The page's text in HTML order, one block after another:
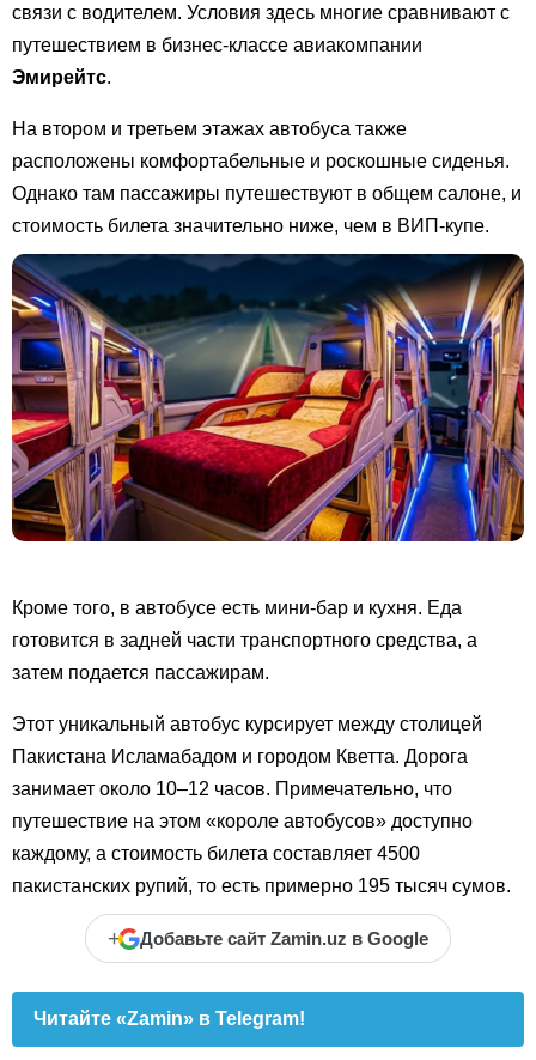
связи с водителем. Условия здесь многие сравнивают с
путешествием в бизнес-классе авиакомпании
Эмирейтс.
На втором и третьем этажах автобуса также
расположены комфортабельные и роскошные сиденья.
Однако там пассажиры путешествуют в общем салоне, и
стоимость билета значительно ниже, чем в ВИП-купе.
Кроме того, в автобусе есть мини-бар и кухня. Еда
готовится в задней части транспортного средства, а
затем подается пассажирам.
Этот уникальный автобус курсирует между столицей
Пакистана Исламабадом и городом Кветта. Дорога
занимает около 10–12 часов. Примечательно, что
путешествие на этом «короле автобусов» доступно
каждому, а стоимость билета составляет 4500
пакистанских рупий, то есть примерно 195 тысяч сумов.
+ Добавьте сайт Zamin.uz в Google
Читайте «Zamin» в Telegram!